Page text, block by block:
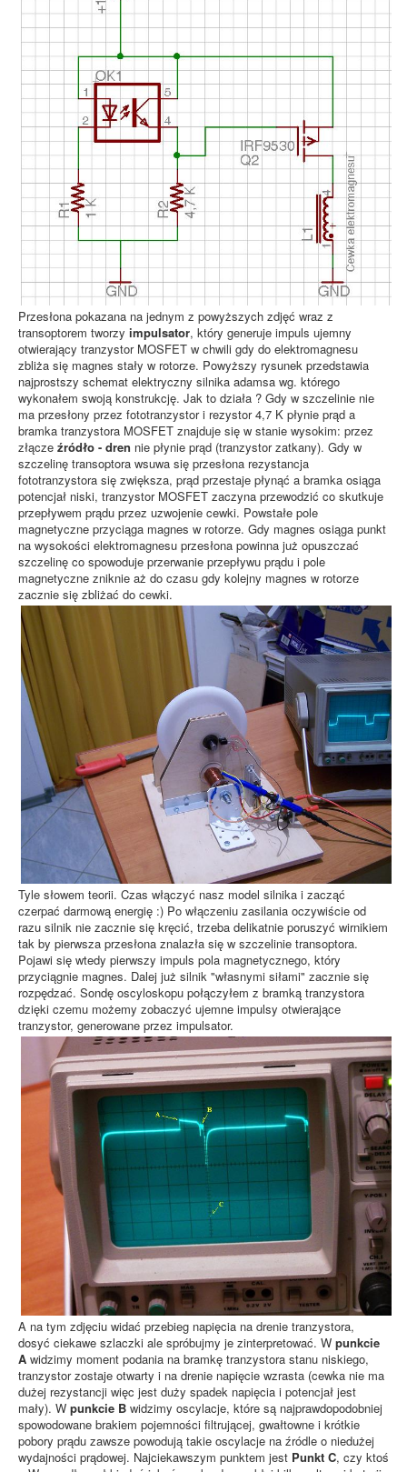
Przesłona pokazana na jednym z powyższych zdjęć wraz z
transoptorem tworzy impulsator, który generuje impuls ujemny
otwierający tranzystor MOSFET w chwili gdy do elektromagnesu
zbliża się magnes stały w rotorze. Powyższy rysunek przedstawia
najprostszy schemat elektryczny silnika adamsa wg. którego
wykonałem swoją konstrukcję. Jak to działa ? Gdy w szczelinie nie
ma przesłony przez fototranzystor i rezystor 4,7 K płynie prąd a
bramka tranzystora MOSFET znajduje się w stanie wysokim: przez
złącze źródło - dren nie płynie prąd (tranzystor zatkany). Gdy w
szczelinę transoptora wsuwa się przesłona rezystancja
fototranzystora się zwiększa, prąd przestaje płynąć a bramka osiąga
potencjał niski, tranzystor MOSFET zaczyna przewodzić co skutkuje
przepływem prądu przez uzwojenie cewki. Powstałe pole
magnetyczne przyciąga magnes w rotorze. Gdy magnes osiąga punkt
na wysokości elektromagnesu przesłona powinna już opuszczać
szczelinę co spowoduje przerwanie przepływu prądu i pole
magnetyczne zniknie aż do czasu gdy kolejny magnes w rotorze
zacznie się zbliżać do cewki.
Tyle słowem teorii. Czas włączyć nasz model silnika i zacząć
czerpać darmową energię :) Po włączeniu zasilania oczywiście od
razu silnik nie zacznie się kręcić, trzeba delikatnie poruszyć wirnikiem
tak by pierwsza przesłona znalazła się w szczelinie transoptora.
Pojawi się wtedy pierwszy impuls pola magnetycznego, który
przyciągnie magnes. Dalej już silnik "własnymi siłami" zacznie się
rozpędzać. Sondę oscyloskopu połączyłem z bramką tranzystora
dzięki czemu możemy zobaczyć ujemne impulsy otwierające
tranzystor, generowane przez impulsator.
A na tym zdjęciu widać przebieg napięcia na drenie tranzystora,
dosyć ciekawe szlaczki ale spróbujmy je zinterpretować. W punkcie
A widzimy moment podania na bramkę tranzystora stanu niskiego,
tranzystor zostaje otwarty i na drenie napięcie wzrasta (cewka nie ma
dużej rezystancji więc jest duży spadek napięcia i potencjał jest
mały). W punkcie B widzimy oscylacje, które są najprawdopodobniej
spowodowane brakiem pojemności filtrującej, gwałtowne i krótkie
pobory prądu zawsze powodują takie oscylacje na źródle o niedużej
wydajności prądowej. Najciekawszym punktem jest Punkt C, czy ktoś